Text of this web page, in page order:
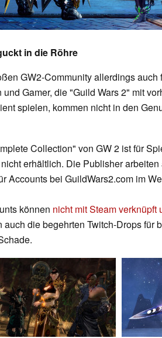
in die Röhre
GW2-Community allerdings auch
Gamer, die "Guild Wars 2" mit
spielen, kommen nicht in den
Collection" von GW 2 ist für
erhältlich. Die Publisher
Accounts bei GuildWars2.com im
können nicht mit Steam verknüpft
auch die begehrten Twitch-Drops für